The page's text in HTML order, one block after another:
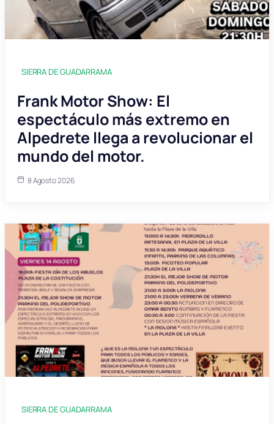
SIERRA DE GUADARRAMA
Frank Motor Show: El
espectáculo más extremo en
Alpedrete llega a revolucionar el
mundo del motor.
8 Agosto 2026
SIERRA DE GUADARRAMA